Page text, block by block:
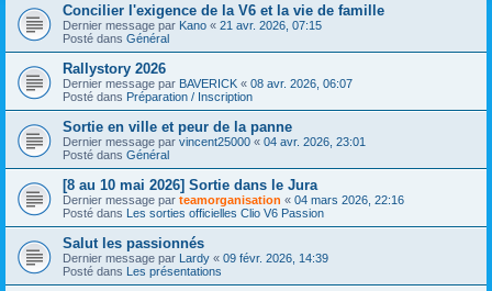
Concilier l'exigence de la V6 et la vie de famille
Dernier message par Kano « 21 avr. 2026, 07:15
Posté dans Général
Rallystory 2026
Dernier message par BAVERICK « 08 avr. 2026, 06:07
Posté dans Préparation / Inscription
Sortie en ville et peur de la panne
Dernier message par vincent25000 « 04 avr. 2026, 23:01
Posté dans Général
[8 au 10 mai 2026] Sortie dans le Jura
Dernier message par teamorganisation « 04 mars 2026, 22:16
Posté dans Les sorties officielles Clio V6 Passion
Salut les passionnés
Dernier message par Lardy « 09 févr. 2026, 14:39
Posté dans Les présentations